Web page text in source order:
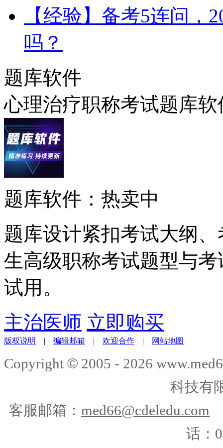
【经验】备考5连问，
吗？
题库软件
心理治疗职称考试题库软
题库软件：热卖中
题库设计紧扣考试大纲
生高级职称考试题型与
试用。
主治医师 立即购买
版权说明 | 编辑邮箱 | 欢迎合作 | 网站地图
Copyright © 2005 - 2026
科技有
客服邮箱： med66@cdeledu.com
话：